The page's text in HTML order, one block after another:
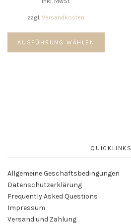
zzgl.Versandkosten
AUSFÜHRUNG WÄHLEN
Dieses
weist
der
gewählt
QUICKLINKS
Allgemeine Geschäftsbedingungen
Datenschutzerklärung
Frequently Asked Questions
Impressum
Versand und Zahlung